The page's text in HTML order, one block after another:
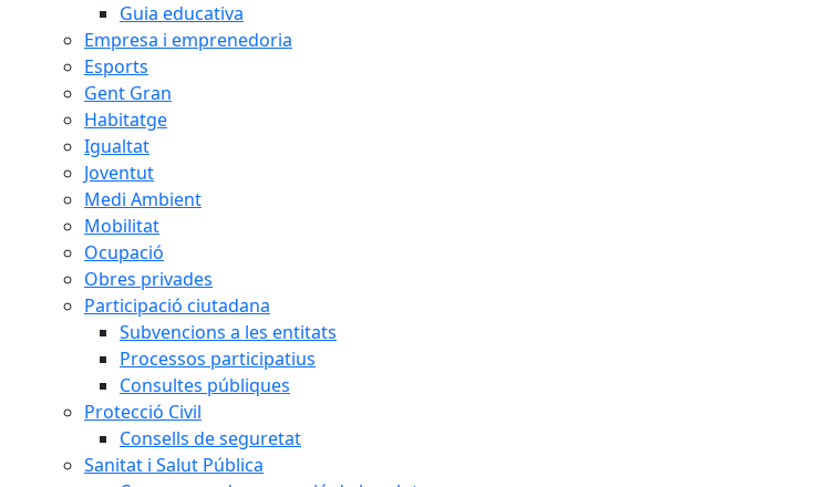
Guia educativa
Empresa i emprenedoria
Esports
Gent Gran
Habitatge
Igualtat
Joventut
Medi Ambient
Mobilitat
Ocupació
Obres privades
Participació ciutadana
Subvencions a les entitats
Processos participatius
Consultes públiques
Protecció Civil
Consells de seguretat
Sanitat i Salut Pública